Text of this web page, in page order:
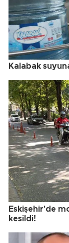
Kalabak
Eskişehir'de
kesildi!